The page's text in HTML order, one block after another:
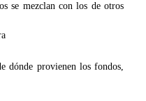
se mezclan con los de otros
dónde provienen los fondos,